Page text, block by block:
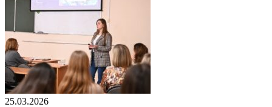
25.03.2026